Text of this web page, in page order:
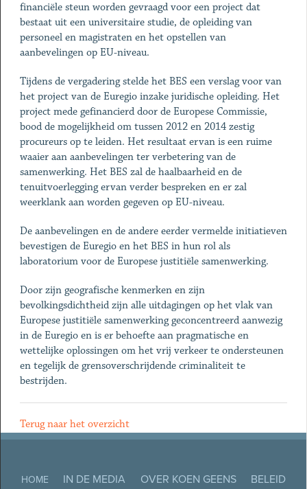
financiële steun worden gevraagd voor een project dat
bestaat uit een universitaire studie, de opleiding van
personeel en magistraten en het opstellen van
aanbevelingen op EU-niveau.
Tijdens de vergadering stelde het BES een verslag voor van
het project van de Euregio inzake juridische opleiding. Het
project mede gefinancierd door de Europese Commissie,
bood de mogelijkheid om tussen 2012 en 2014 zestig
procureurs op te leiden. Het resultaat ervan is een ruime
waaier aan aanbevelingen ter verbetering van de
samenwerking. Het BES zal de haalbaarheid en de
tenuitvoerlegging ervan verder bespreken en er zal
weerklank aan worden gegeven op EU-niveau.
De aanbevelingen en de andere eerder vermelde initiatieven
bevestigen de Euregio en het BES in hun rol als
laboratorium voor de Europese justitiële samenwerking.
Door zijn geografische kenmerken en zijn
bevolkingsdichtheid zijn alle uitdagingen op het vlak van
Europese justitiële samenwerking geconcentreerd aanwezig
in de Euregio en is er behoefte aan pragmatische en
wettelijke oplossingen om het vrij verkeer te ondersteunen
en tegelijk de grensoverschrijdende criminaliteit te
bestrijden.
Terug naar het overzicht
HOME IN DE MEDIA OVER KOEN GEENS
BELEID